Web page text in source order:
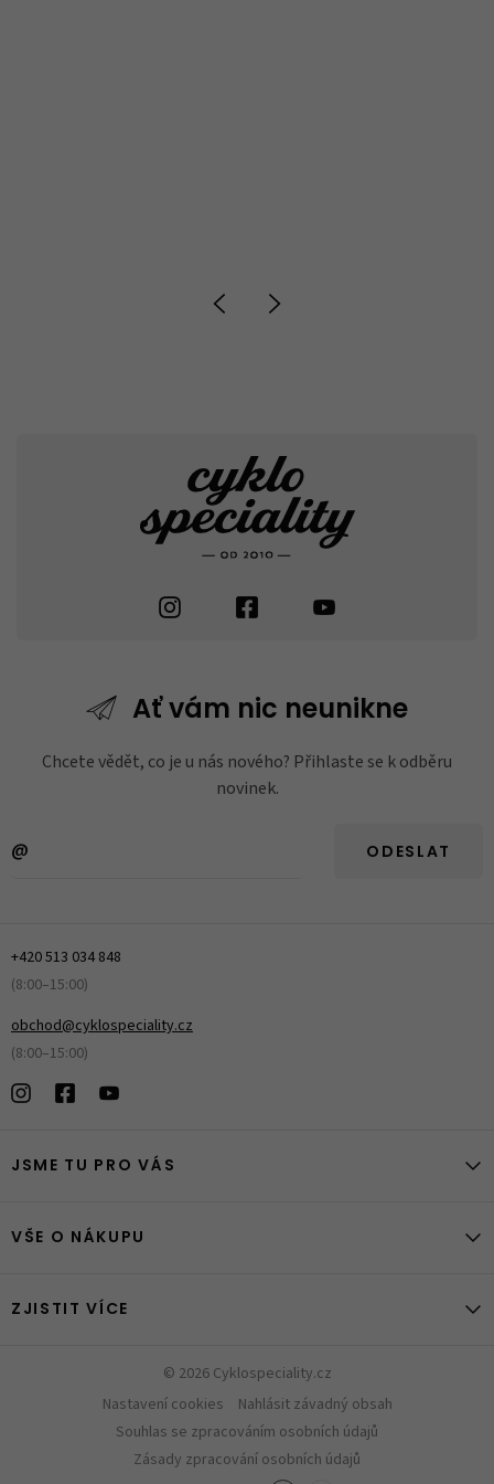
Ať vám nic neunikne
Chcete vědět, co je u nás nového? Přihlaste se k odběru
novinek.
ODESLAT
+420 513 034 848
(8:00–15:00)
obchod@cyklospeciality.cz
(8:00–15:00)
JSME TU PRO VÁS
VŠE O NÁKUPU
ZJISTIT VÍCE
© 2026 Cyklospeciality.cz
Nastavení cookies
Nahlásit závadný obsah
Souhlas se zpracováním osobních údajů
Zásady zpracování osobních údajů